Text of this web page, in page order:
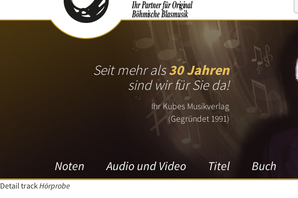
Seit mehr als30 Jahren
sind wir für Sie da!
Ihr Kubes Musikverlag
(Gegründet 1991)
Noten Audio und Video Titel Buch
Detail trackHörprobe